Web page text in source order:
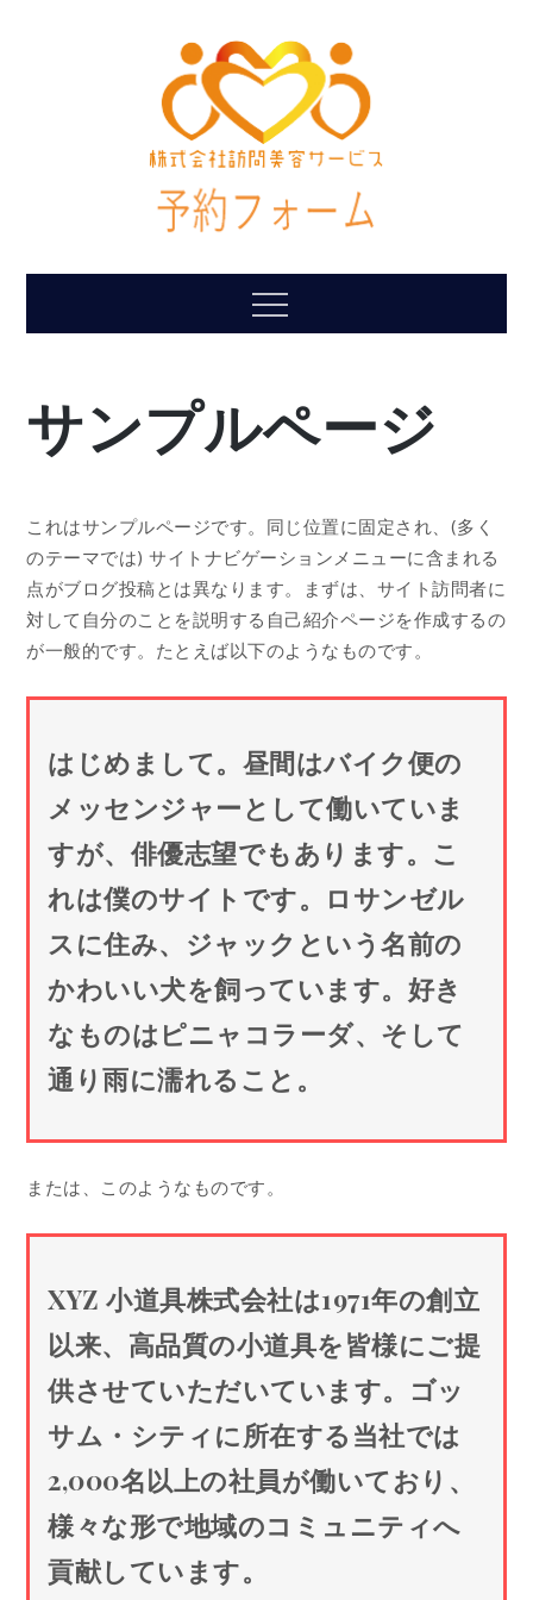
Menu
サンプルページ
これはサンプルページです。同じ位置に固定され、(多く
のテーマでは) サイトナビゲーションメニューに含まれる
点がブログ投稿とは異なります。まずは、サイト訪問者に
対して自分のことを説明する自己紹介ページを作成するの
が一般的です。たとえば以下のようなものです。
はじめまして。昼間はバイク便の
メッセンジャーとして働いていま
すが、俳優志望でもあります。こ
れは僕のサイトです。ロサンゼル
スに住み、ジャックという名前の
かわいい犬を飼っています。好き
なものはピニャコラーダ、そして
通り雨に濡れること。
または、このようなものです。
XYZ 小道具株式会社は1971年の創立
以来、高品質の小道具を皆様にご提
供させていただいています。ゴッ
サム・シティに所在する当社では
2,000名以上の社員が働いており、
様々な形で地域のコミュニティへ
貢献しています。